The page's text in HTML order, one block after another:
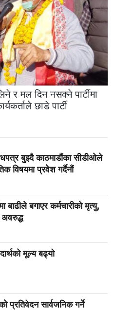
र मल दिन नसक्ने पार्टीमा
छाडे पार्टी
बुझ्दै काठमाडौंका सीडीओले
विषयमा प्रवेश गर्दैनौं
बाढीले बगाएर कर्मचारीको मृत्यु,
अवरुद्ध
मूल्य बढ्यो
प्रतिवेदन सार्वजनिक गर्ने